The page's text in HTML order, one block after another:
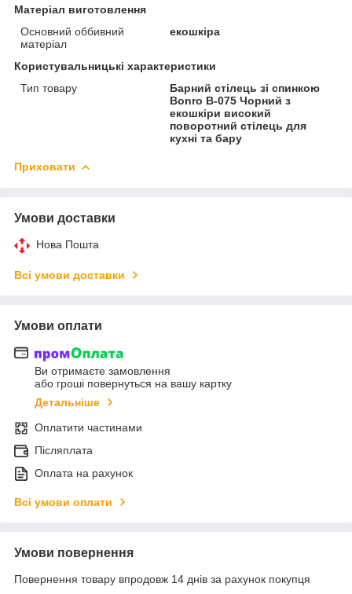
Матеріал виготовлення
Основний оббивний
матеріал
екошкіра
Користувальницькі характеристики
Тип товару
Барний стілець зі спинкою
Bonro B-075 Чорний з
екошкіри високий
поворотний стілець для
кухні та бару
Приховати
Умови доставки
Нова Пошта
Всі умови доставки
Умови оплати
Ви отримаєте замовлення
або гроші повернуться на вашу картку
Детальніше
Оплатити частинами
Післяплата
Оплата на рахунок
Всі умови оплати
Умови повернення
Повернення товару впродовж 14 днів за рахунок покупця